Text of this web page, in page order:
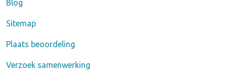
Blog
Sitemap
Plaats beoordeling
Verzoek samenwerking